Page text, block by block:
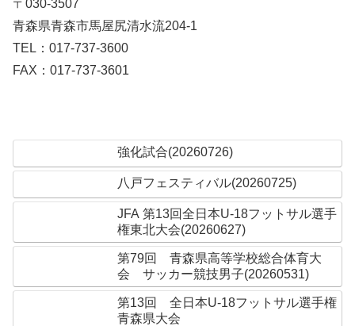
〒030-3507
青森県青森市馬屋尻清水流204-1
TEL：017-737-3600
FAX：017-737-3601
強化試合(20260726)
八戸フェスティバル(20260725)
JFA 第13回全日本U-18フットサル選手
権東北大会(20260627)
第79回 青森県高等学校総合体育大
会 サッカー競技男子(20260531)
第13回 全日本U-18フットサル選手権
青森県大会